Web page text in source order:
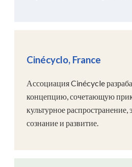
Cinécyclo, France
Ассоциация Cinécycle
концепцию, сочетающую
культурное распространение,
сознание и развитие.